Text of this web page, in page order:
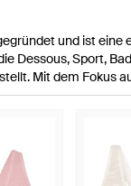
und ist eine
Dessous, Sport,
Mit dem Fokus
ständig daran,